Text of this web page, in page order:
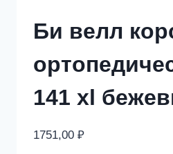
Би велл
141 xl
1751,00 ₽